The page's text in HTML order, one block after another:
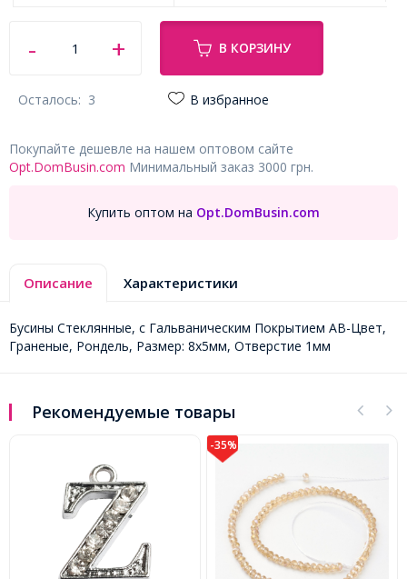
В КОРЗИНУ
Осталось: 3 В избранное
Покупайте дешевле на нашем оптовом сайте
Opt.DomBusin.com Минимальный заказ 3000 грн.
Купить оптом на Opt.DomBusin.com
Описание Характеристики
Бусины Стеклянные, с Гальваническим Покрытием АВ-Цвет,
Граненые, Рондель, Размер: 8х5мм, Отверстие 1мм
Рекомендуемые товары
-35%